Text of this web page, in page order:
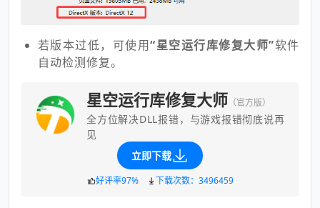
若版本过低，可使用“星空运行库修复大师”软件
自动检测修复。
星空运行库修复大师 （官方版）
全方位解决DLL报错，与游戏报错彻底说再
见
立即下载
好评率97% 下载次数：3496459